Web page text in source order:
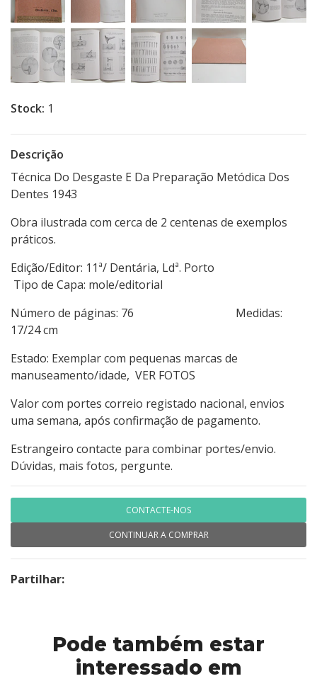
Stock: 1
Descrição
Técnica Do Desgaste E Da Preparação Metódica Dos
Dentes 1943
Obra ilustrada com cerca de 2 centenas de exemplos
práticos.
Edição/Editor: 11ª/ Dentária, Ldª. Porto
Tipo de Capa: mole/editorial
Número de páginas: 76 Medidas:
17/24 cm
Estado: Exemplar com pequenas marcas de
manuseamento/idade, VER FOTOS
Valor com portes correio registado nacional, envios
uma semana, após confirmação de pagamento.
Estrangeiro contacte para combinar portes/envio.
Dúvidas, mais fotos, pergunte.
CONTACTE-NOS
CONTINUAR A COMPRAR
Partilhar:
Pode também estar
interessado em